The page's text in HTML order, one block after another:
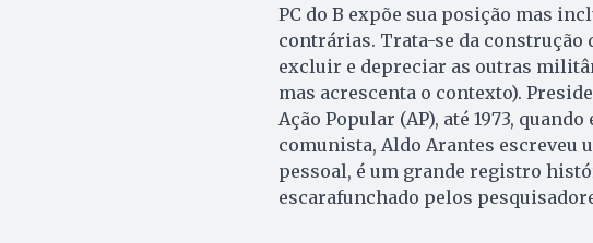
PC do B expõe sua posição mas
contrárias. Trata-se da construção
excluir e depreciar as outras
mas acrescenta o contexto).
Ação Popular (AP), até 1973,
comunista, Aldo Arantes escreveu
pessoal, é um grande registro
escarafunchado pelos